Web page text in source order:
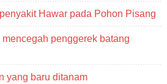
Hawar pada Pohon Pisang
penggerek batang
yang baru ditanam